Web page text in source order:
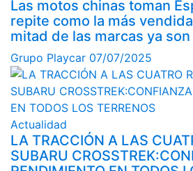
Las motos chinas toman
repite como la más
mitad de las marcas ya
Grupo Playcar 07/07/2025
Actualidad
LA TRACCIÓN A LAS
SUBARU